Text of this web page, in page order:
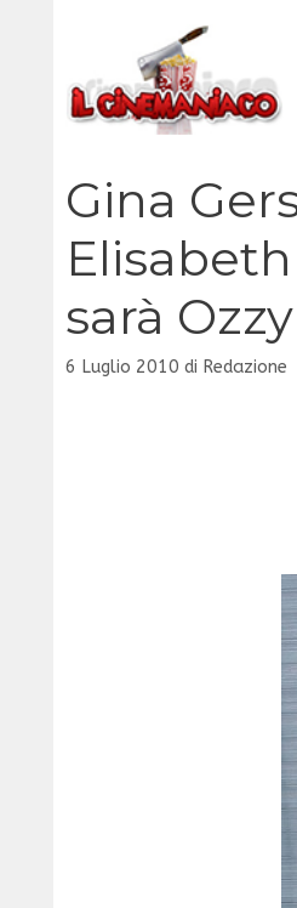
contenuto
Gina
sarà
6 Luglio 2010 di Redazione